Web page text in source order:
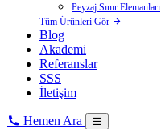
Peyzaj Sınır Elemanları
Tüm Ürünleri Gör
Blog
Akademi
Referanslar
SSS
İletişim
Hemen Ara